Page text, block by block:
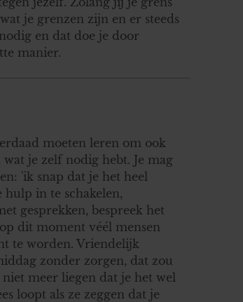
je grenzen zijn en er steeds
en dat doe je door
manier.
moeten leren om ook
wat je zelf nodig hebt. Je mag
'ik snap dat je het heel
hulp in te schakelen,
gesprekken, bespreek het
dit moment véél mensen
te worden. Vriendelijk
zonder zorgen, dat zou
meer liegen dat je het wel
loopt als ze zeggen dat je